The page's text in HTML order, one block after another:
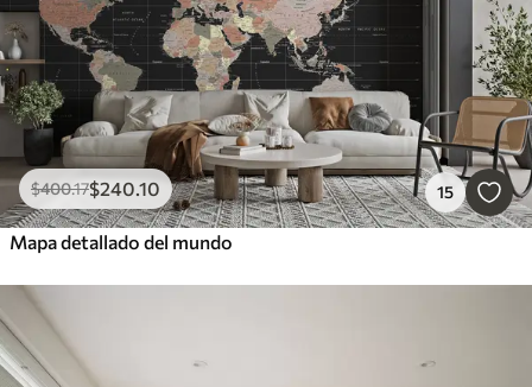
$400.17$240.10 15
Mapa detallado del mundo